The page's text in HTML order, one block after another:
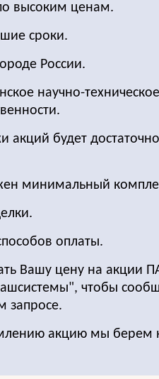
высоким ценам.
сроки.
России.
научно-
акций будет
минимальный
оплаты.
Вашу цену на акции
чтобы
запросе.
акцию мы берем